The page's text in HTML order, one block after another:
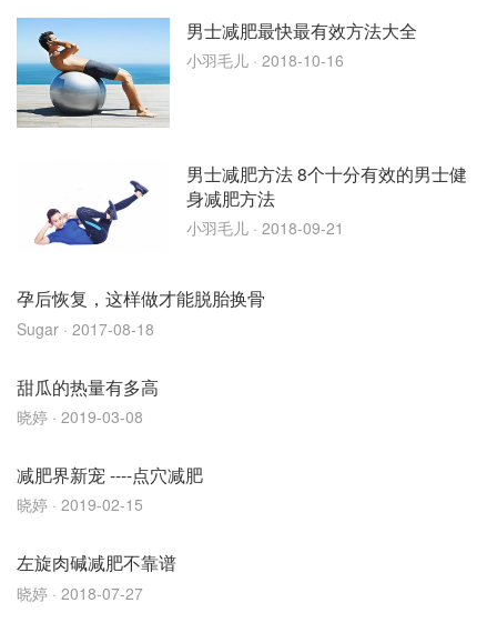
男士减肥最快最有效方法大全
小羽毛儿 · 2018-10-16
男士减肥方法 8个十分有效的男士健
身减肥方法
小羽毛儿 · 2018-09-21
孕后恢复，这样做才能脱胎换骨
Sugar · 2017-08-18
甜瓜的热量有多高
晓婷 · 2019-03-08
减肥界新宠 ----点穴减肥
晓婷 · 2019-02-15
左旋肉碱减肥不靠谱
晓婷 · 2018-07-27